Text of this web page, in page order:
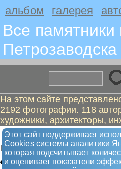
альбом галерея
Все памятники
Петрозаводскa
На этом сайте
2192 фотографии. 118
художники, архитекторы,
Этот сайт поддерживает
Сookies системы аналитики
которая подсчитывает
и оценивает показатели
Ленин на Гоголя
Памятник